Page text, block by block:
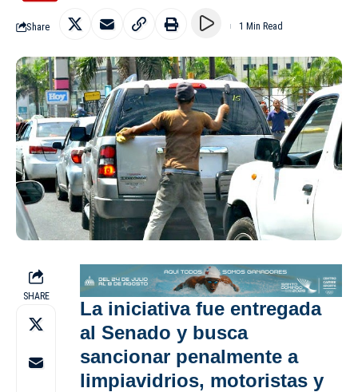
Share 1 Min Read
SHARE
La iniciativa fue entregada
al Senado y busca
sancionar penalmente a
limpiavidrios, motoristas y